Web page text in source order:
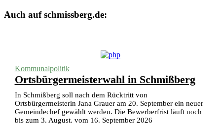
Auch auf schmissberg.de:
Kommunalpolitik
Ortsbürgermeisterwahl in Schmißberg
In Schmißberg soll nach dem Rücktritt von
Ortsbürgermeisterin Jana Grauer am 20. September ein neuer
Gemeindechef gewählt werden. Die Bewerberfrist läuft noch
bis zum 3. August. vom 16. September 2026